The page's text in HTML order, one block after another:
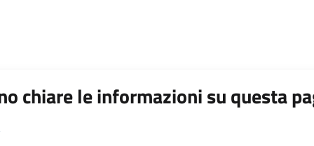
chiare le informazioni su questa